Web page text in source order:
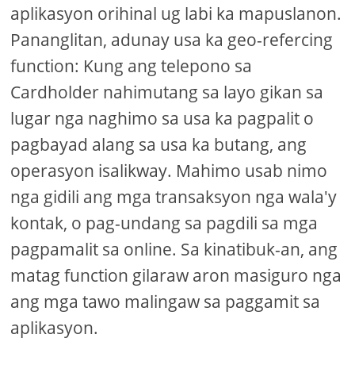
aplikasyon orihinal ug labi ka mapuslanon.
Pananglitan, adunay usa ka geo-refercing
function: Kung ang telepono sa
Cardholder nahimutang sa layo gikan sa
lugar nga naghimo sa usa ka pagpalit o
pagbayad alang sa usa ka butang, ang
operasyon isalikway. Mahimo usab nimo
nga gidili ang mga transaksyon nga wala'y
kontak, o pag-undang sa pagdili sa mga
pagpamalit sa online. Sa kinatibuk-an, ang
matag function gilaraw aron masiguro nga
ang mga tawo malingaw sa paggamit sa
aplikasyon.